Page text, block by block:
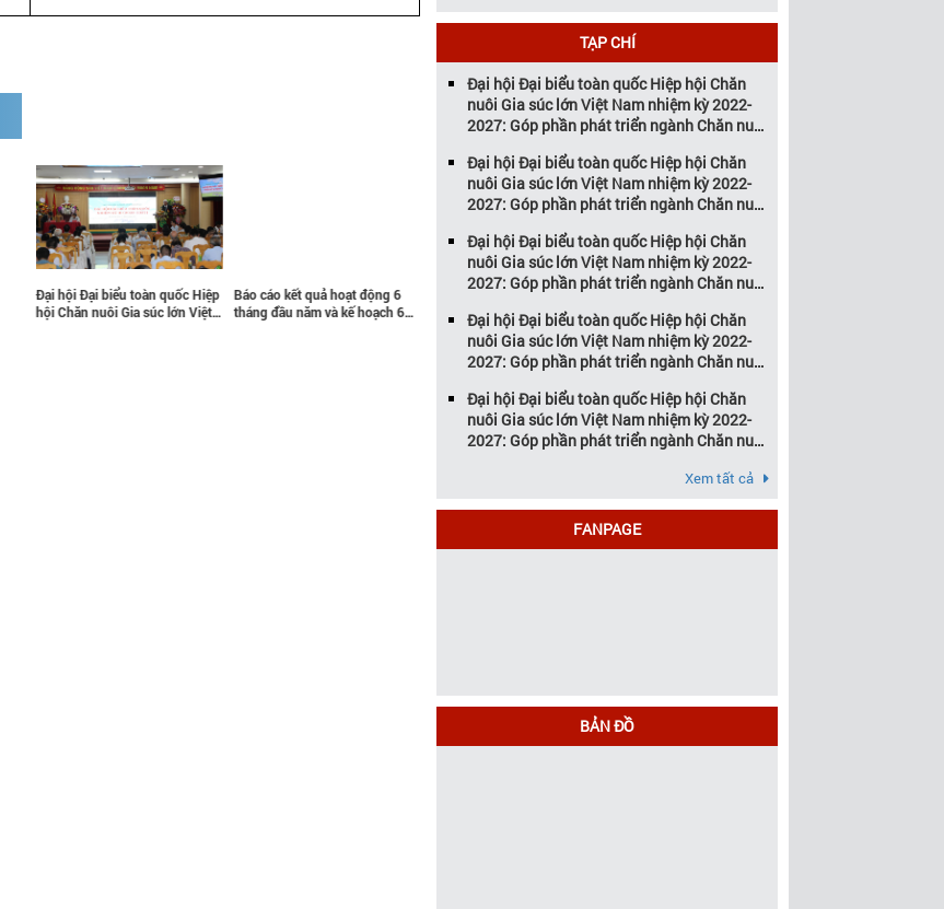
Đại hội Đại biểu toàn quốc Hiệp
hội Chăn nuôi Gia súc lớn Việt
Báo cáo kết quả hoạt động 6
tháng đầu năm và kế hoạch 6
Quy chế hoạt động của Hiệp
hội Chăn nuôi gia súc lớn Việt
Nam, nhiệm kỳ 2015-2020
Điều lệ hiệp hội chăn nuôi gia
súc Việt Nam
năm đồng hành cùng sự
phát triển của ngành chăn
nuôi Việt Nam, Vietstock đã
khẳng định vị thế là triển […]
TẠP CHÍ
Đại hội Đại biểu toàn quốc Hiệp hội Chăn
nuôi Gia súc lớn Việt Nam nhiệm kỳ 2022-
2027: Góp phần phát triển ngành Chăn nuôi
Đại hội Đại biểu toàn quốc Hiệp hội Chăn
nuôi Gia súc lớn Việt Nam nhiệm kỳ 2022-
2027: Góp phần phát triển ngành Chăn nuôi
Đại hội Đại biểu toàn quốc Hiệp hội Chăn
nuôi Gia súc lớn Việt Nam nhiệm kỳ 2022-
2027: Góp phần phát triển ngành Chăn nuôi
Đại hội Đại biểu toàn quốc Hiệp hội Chăn
nuôi Gia súc lớn Việt Nam nhiệm kỳ 2022-
2027: Góp phần phát triển ngành Chăn nuôi
Đại hội Đại biểu toàn quốc Hiệp hội Chăn
nuôi Gia súc lớn Việt Nam nhiệm kỳ 2022-
2027: Góp phần phát triển ngành Chăn nuôi
Xem tất cả
FANPAGE
BẢN ĐỒ